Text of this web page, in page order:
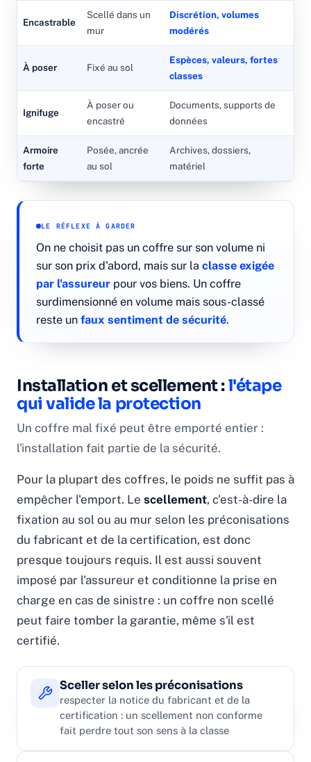
Encastrable
Scellé dans un
mur
Discrétion, volumes
modérés
À poser Fixé au sol
Espèces, valeurs, fortes
classes
Ignifuge
À poser ou
encastré
Documents, supports de
données
Armoire
forte
Posée, ancrée
au sol
Archives, dossiers,
matériel
LE RÉFLEXE À GARDER
On ne choisit pas un coffre sur son volume ni
sur son prix d'abord, mais sur la classe exigée
par l'assureur pour vos biens. Un coffre
surdimensionné en volume mais sous-classé
reste un faux sentiment de sécurité.
Installation et scellement :l'étape
qui valide la protection
Un coffre mal fixé peut être emporté entier :
l'installation fait partie de la sécurité.
Pour la plupart des coffres, le poids ne suffit pas à
empêcher l'emport. Le scellement, c'est-à-dire la
fixation au sol ou au mur selon les préconisations
du fabricant et de la certification, est donc
presque toujours requis. Il est aussi souvent
imposé par l'assureur et conditionne la prise en
charge en cas de sinistre : un coffre non scellé
peut faire tomber la garantie, même s'il est
certifié.
Sceller selon les préconisations
respecter la notice du fabricant et de la
certification : un scellement non conforme
fait perdre tout son sens à la classe